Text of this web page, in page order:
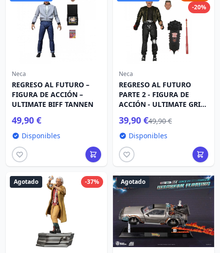
Neca
REGRESO AL FUTURO –
FIGURA DE ACCIÓN –
ULTIMATE BIFF TANNEN
49,90 €
Disponibles
-20%
Neca
REGRESO AL FUTURO
PARTE 2 - FIGURA DE
ACCIÓN - ULTIMATE GRIFF
39,90 €49,90 €
Disponibles
-37%
Agotado Agotado